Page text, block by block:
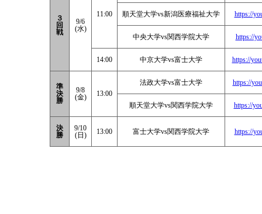
３
回
戦
9/6
(水)
11:00 順天堂大学vs新潟医療福祉大学 https://
中央大学vs関西学院大学 https://
14:00 中京大学vs富士大学 https://
準
決
勝
9/8
(金)
13:00
法政大学vs富士大学 https://
順天堂大学vs関西学院大学 https://
決
勝
9/10
(日)
13:00 富士大学vs関西学院大学 https://